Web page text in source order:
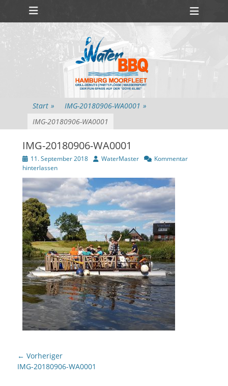
Primäres Menü
Zum
Inhalt
springen
Start » IMG-20180906-WA0001 »
IMG-20180906-WA0001
IMG-20180906-WA0001
Veröffentlicht
am
11. September 2018 AutorWaterMaster
Kommentar
hinterlassen
Beitragsnavigation
← Vorheriger
Vorheriger
IMG-20180906-WA0001